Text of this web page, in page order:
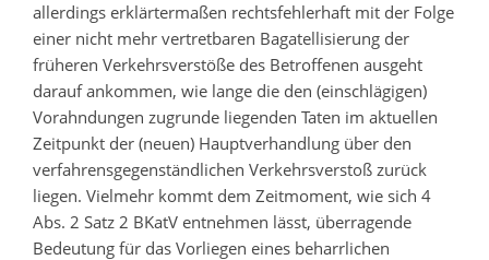
allerdings erklärtermaßen rechtsfehlerhaft mit der Folge
einer nicht mehr vertretbaren Bagatellisierung der
früheren Verkehrsverstöße des Betroffenen ausgeht
darauf ankommen, wie lange die den (einschlägigen)
Vorahndungen zugrunde liegenden Taten im aktuellen
Zeitpunkt der (neuen) Hauptverhandlung über den
verfahrensgegenständlichen Verkehrsverstoß zurück
liegen. Vielmehr kommt dem Zeitmoment, wie sich 4
Abs. 2 Satz 2 BKatV entnehmen lässt, überragende
Bedeutung für das Vorliegen eines beharrlichen